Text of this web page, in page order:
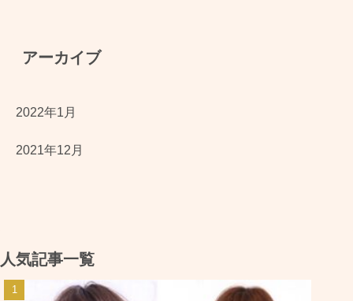
アーカイブ
2022年1月
2021年12月
人気記事一覧